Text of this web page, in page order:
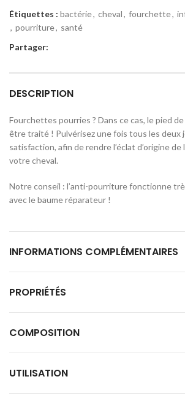
Étiquettes : bactérie, cheval, fourchette,
, pourriture, santé
Partager:
DESCRIPTION
Fourchettes pourries ? Dans ce cas, le pied
être traité ! Pulvérisez une fois tous les deux
satisfaction, afin de rendre l’éclat d’origine
votre cheval.
Notre conseil : l’anti-pourriture fonctionne
avec le baume réparateur !
INFORMATIONS COMPLÉMENTAIRES
PROPRIÉTÉS
COMPOSITION
UTILISATION